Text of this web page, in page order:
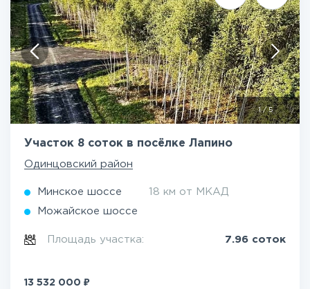
1/5
Участок 8 соток в посёлке Лапино
Одинцовский район
Минское шоссе 18 км от МКАД
Можайское шоссе
Площадь участка: 7.96 соток
13 532 000 ₽